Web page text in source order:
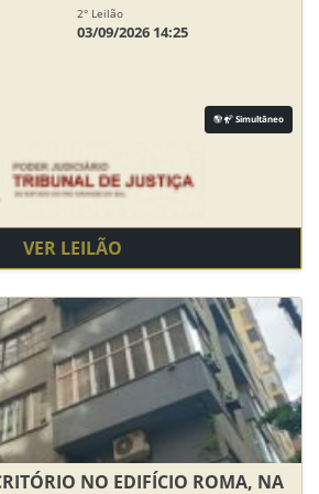
2° Leilão
03/09/2026 14:25
Simultâneo
VER LEILÃO
NO EDIFÍCIO ROMA, NA